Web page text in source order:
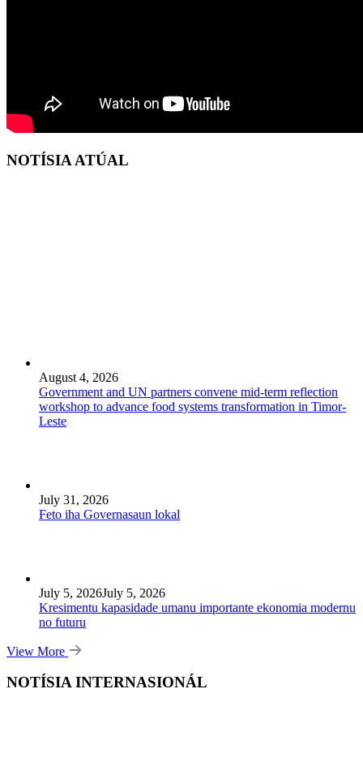
NOTÍSIA ATÚAL
August 4, 2026
Government and UN partners convene mid-term reflection
workshop to advance food systems transformation in Timor-
Leste
July 31, 2026
Feto iha Governasaun lokal
July 5, 2026July 5, 2026
Kresimentu kapasidade umanu importante ekonomia modernu
no futuru
View More
NOTÍSIA INTERNASIONÁL